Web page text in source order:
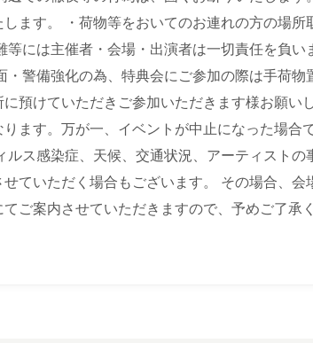
ます。 ・荷物等をおいてのお連れの方の場所
には主催者・会場・出演者は一切責任を負い
警備強化の為、特典会にご参加の際は手荷物
預けていただきご参加いただきます様お願い
ます。万が一、イベントが中止になった場合
ス感染症、天候、交通状況、アーティストの
ていただく場合もございます。 その場合、会
ご案内させていただきますので、予めご了承